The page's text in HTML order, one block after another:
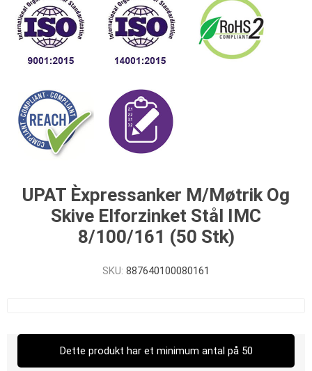
UPAT Èxpressanker M/Møtrik Og
Skive Elforzinket Stål IMC
8/100/161 (50 Stk)
SKU: 887640100080161
Dette produkt har et minimum antal på 50